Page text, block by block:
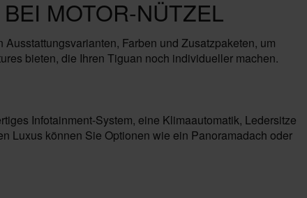
MOTOR-NÜTZEL
Farben und Zusatzpaketen, um
bieten, die Ihren Tiguan noch individueller machen.
Infotainment-System, eine Klimaautomatik, Ledersitze
Luxus können Sie Optionen wie ein Panoramadach oder